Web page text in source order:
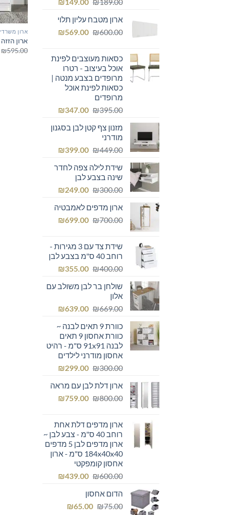
₪189.00
היה:
₪189.00.
₪149.00
הוא:
₪149.00.
ארון מטבח עליון תלוי
₪600.00
המחיר
₪600.00.
₪569.00
המחיר
₪569.00.כסאות מעוצבים לפינת
אוכל בעיצוב - רטרו
מרופדים בצבע מנטה |
כסאות לפינת אוכל
מרופדים
₪395.00
המחיר
היה:
₪347.00
המחיר
הוא:
מזנון צף קטן לבן בסגנון
מודרני
₪449.00
המחיר
היה:
₪449.00.
₪399.00
המחיר
הוא:שידת לילה צפה לחדר
שינה בצבע לבן
₪300.00
המחיר
היה:
₪300.00.
₪249.00
המחיר
הוא:
₪249.00.
ארון מדפים לאמבטיה
₪700.00
המחיר
₪700.00.
₪699.00
המחיר
₪699.00.שידת צד עם 3 מגירות -
רוחב 40 ס"מ בצבע לבן
₪400.00
המחיר
היה:
₪355.00
המחיר
הוא:
שולחן בר לבן משולב עם
אלון
₪669.00
המחיר
היה:
₪669.00.
₪639.00
המחיר
הוא:כוורת 9 תאים לבנה ~
כוורת אחסון 9 תאים
לבנה 91x91 ס"מ - רהיט
אחסון מודרני לילדים
₪300.00
המחיר
היה:
₪300.00.
₪299.00
המחיר
הוא:
₪299.00.
ארון דלת לבן עם מראה
₪800.00
המחיר
₪800.00.
₪759.00
המחיר
₪759.00.ארון מדפים דלת אחת
רוחב 40 ס"מ - צבע לבן ~
ארון מדפים לבן 5 מדפים
184x40x40 ס"מ - ארון
אחסון קומפקטי
₪600.00
המחיר
היה:
₪600.00.
₪439.00
המחיר
הדום אחסון
₪75.00
המחיר₪65.00
המחיר
ארון משרדי
ארון הזזה 2 דלתות נמוך בצבע לבן
₪595.00